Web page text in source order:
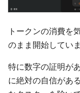
トークンの消費を
のまま開始してい
特に数字の証明が
に絶対の自信があ